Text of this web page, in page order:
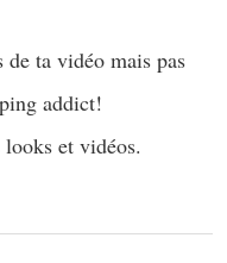
de ta vidéo mais pas
addict!
et vidéos.